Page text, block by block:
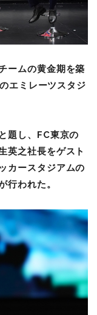
ームの黄金期を築
エミレーツスタジ
題し、FC東京の
英之社長をゲスト
カースタジアムの
行われた。